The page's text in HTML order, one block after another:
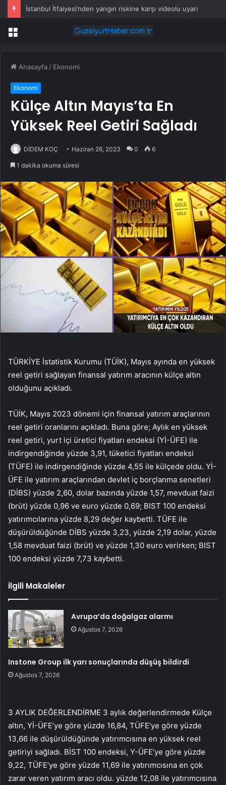
İstanbul İtfaiyesi’nden yangın riskine karşı videolu uyarı
Menü
Anasayfa / Ekonomi
Ekonomi
Külçe Altın Mayıs’ta En
Yüksek Reel Getiri Sağladı
DİDEM KOÇ Haziran 26, 2023 0 6
1 dakika okuma süresi
TÜRKİYE İstatistik Kurumu (TÜİK), Mayıs ayında en yüksek
reel getiri sağlayan finansal yatırım aracının külçe altın
olduğunu açıkladı.
TÜİK, Mayıs 2023 dönemi için finansal yatırım araçlarının
reel getiri oranlarını açıkladı. Buna göre; Aylık en yüksek
reel getiri, yurt içi üretici fiyatları endeksi (Yİ-ÜFE) ile
indirgendiğinde yüzde 3,91, tüketici fiyatları endeksi
(TÜFE) ile indirgendiğinde yüzde 4,55 ile külçede oldu. Yİ-
ÜFE ile yatırım araçlarından devlet iç borçlanma senetleri
(DİBS) yüzde 2,60, dolar bazında yüzde 1,57, mevduat faizi
(brüt) yüzde 0,96 ve euro yüzde 0,69; BIST 100 endeksi
yatırımcılarına yüzde 8,29 değer kaybetti. TÜFE ile
düşürüldüğünde DİBS yüzde 3,23, yüzde 2,19 dolar, yüzde
1,58 mevduat faizi (brüt) ve yüzde 1,30 euro verirken; BIST
100 endeksi yüzde 7,73 kaybetti.
İlgili Makaleler
Avrupa’da doğalgaz alarmı
Ağustos 7, 2026
Instone Group ilk yarı sonuçlarında düşüş bildirdi
Ağustos 7, 2026
3 AYLIK DEĞERLENDİRME 3 aylık değerlendirmede Külçe
altın, Yİ-ÜFE’ye göre yüzde 16,84, TÜFE’ye göre yüzde
13,66 ile düşürüldüğünde yatırımcısına en yüksek reel
getiriyi sağladı. BİST 100 endeksi, Y-ÜFE’ye göre yüzde
9,22, TÜFE’ye göre yüzde 11,69 ile yatırımcısına en çok
zarar veren yatırım aracı oldu. yüzde 12,08 ile yatırımcısına